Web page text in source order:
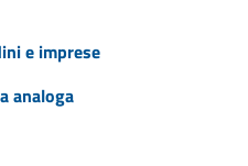
e imprese
analoga